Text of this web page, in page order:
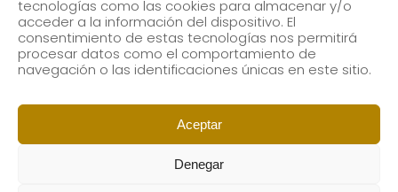
tecnologías como las cookies para almacenar y/o
acceder a la información del dispositivo. El
consentimiento de estas tecnologías nos permitirá
procesar datos como el comportamiento de
navegación o las identificaciones únicas en este sitio.
Aceptar
Denegar
Subscribe to our newsletter to receive our news by
email.